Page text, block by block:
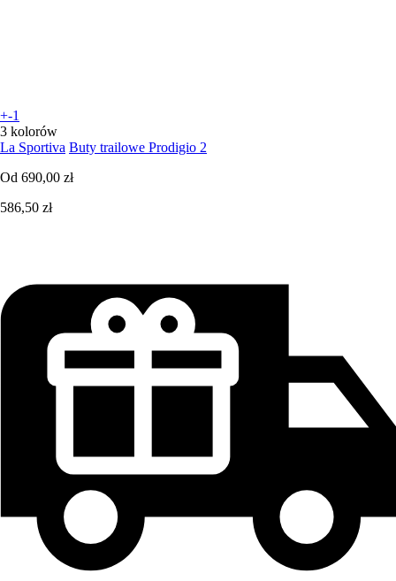
+-1
3 kolorów
La Sportiva Buty trailowe Prodigio 2
Od 690,00 zł
586,50 zł